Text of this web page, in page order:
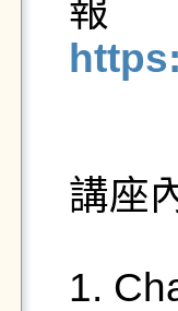
講座
1.